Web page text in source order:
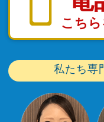
こち
私たち専